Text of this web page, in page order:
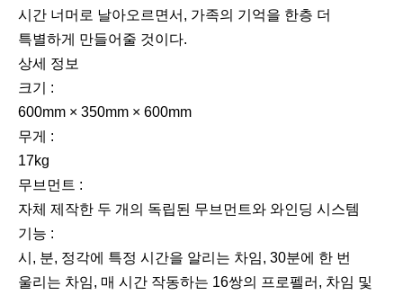
전
음
시간 너머로 날아오르면서, 가족의 기억을 한층 더
특별하게 만들어줄 것이다.
상세 정보
크기 :
600mm × 350mm × 600mm
무게 :
17kg
무브먼트 :
자체 제작한 두 개의 독립된 무브먼트와 와인딩 시스템
기능 :
시, 분, 정각에 특정 시간을 알리는 차임, 30분에 한 번
울리는 차임, 매 시간 작동하는 16쌍의 프로펠러, 차임 및